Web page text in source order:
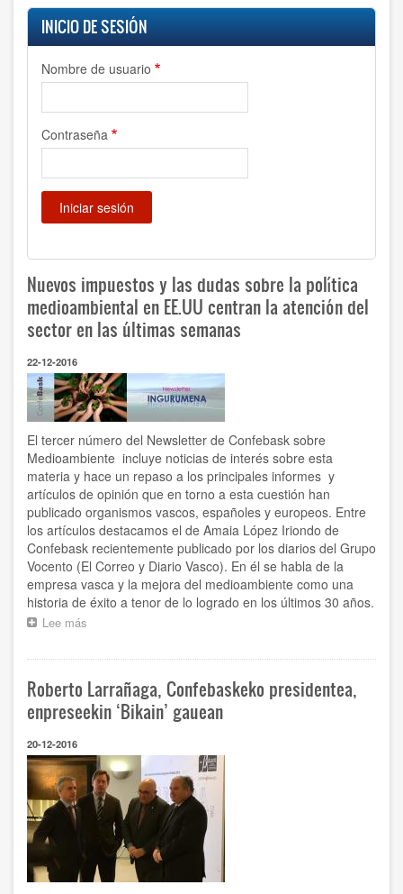
INICIO DE SESIÓN
Nombre de usuario
Contraseña
Nuevos impuestos y las dudas sobre la política
medioambiental en EE.UU centran la atención del
sector en las últimas semanas
22-12-2016
El tercer número del Newsletter de Confebask sobre
Medioambiente incluye noticias de interés sobre esta
materia y hace un repaso a los principales informes y
artículos de opinión que en torno a esta cuestión han
publicado organismos vascos, españoles y europeos. Entre
los artículos destacamos el de Amaia López Iriondo de
Confebask recientemente publicado por los diarios del Grupo
Vocento (El Correo y Diario Vasco). En él se habla de la
empresa vasca y la mejora del medioambiente como una
historia de éxito a tenor de lo logrado en los últimos 30 años.
Lee más
las
dudas
sobre
política
medioambiental
en
EE.UU
centran
atención
del
sector
Roberto Larrañaga, Confebaskeko presidentea,
enpreseekin ‘Bikain’ gauean
20-12-2016